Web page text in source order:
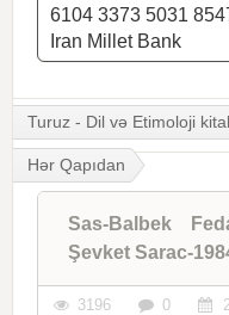
6104 3373 5031
Iran Millet Bank
Turuz - Dil və Etimoloji
Hər Qapıdan
Sas-Balbek
Şevket Sarac-
3196 0